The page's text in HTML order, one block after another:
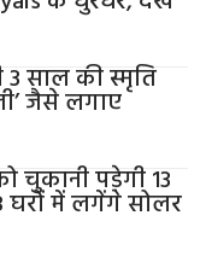
साल की स्मृति
जैसे लगाए
चुकानी पड़ेगी 13
में लगेंगे सोलर